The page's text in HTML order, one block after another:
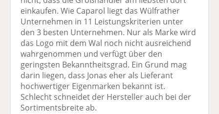
einkaufen. Wie Caparol liegt das Wülfrather
Unternehmen in 11 Leistungskriterien unter
den 3 besten Unternehmen. Nur als Marke wird
das Logo mit dem Wal noch nicht ausreichend
wahrgenommen und verfügt über den
geringsten Bekanntheitsgrad. Ein Grund mag
darin liegen, dass Jonas eher als Lieferant
hochwertiger Eigenmarken bekannt ist.
Schlecht schneidet der Hersteller auch bei der
Sortimentsbreite ab.